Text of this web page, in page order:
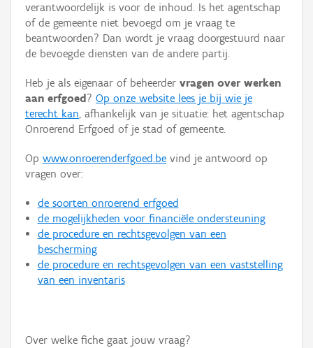
Gebeurtenis
Persoon of collectief
Hergebruik
Aanmelden
verantwoordelijk is voor de inhoud. Is het agentschap
of de gemeente niet bevoegd om je vraag te
beantwoorden? Dan wordt je vraag doorgestuurd naar
de bevoegde diensten van de andere partij.
Heb je als eigenaar of beheerder vragen over werken
aan erfgoed ? Op onze website lees je bij wie je
terecht kan, afhankelijk van je situatie: het agentschap
Onroerend Erfgoed of je stad of gemeente.
Op www.onroerenderfgoed.be vind je antwoord op
vragen over:
de soorten onroerend erfgoed
de mogelijkheden voor financiële ondersteuning
de procedure en rechtsgevolgen van een
bescherming
de procedure en rechtsgevolgen van een vaststelling
van een inventaris
Over welke fiche gaat jouw vraag?